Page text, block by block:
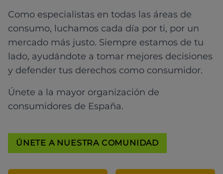
Como especialistas en todas las áreas de
consumo, luchamos cada día por ti, por un
mercado más justo. Siempre estamos de tu
lado, ayudándote a tomar mejores decisiones
y defender tus derechos como consumidor.
Únete a la mayor organización de
consumidores de España.
ÚNETE A NUESTRA COMUNIDAD